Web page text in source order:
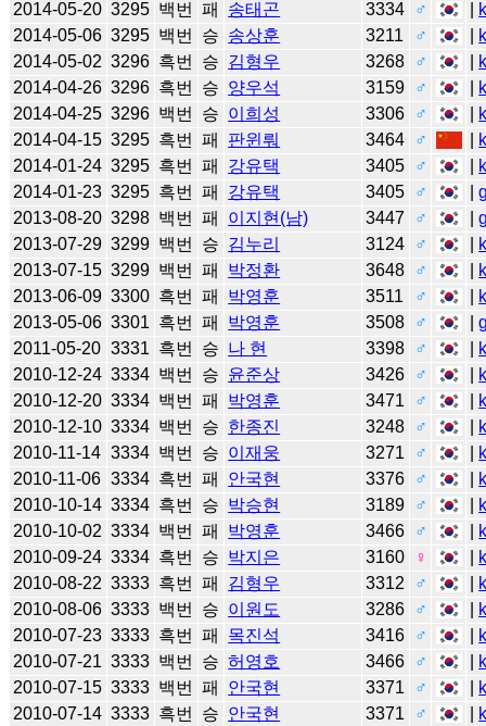
2014-05-20 3295 백번 패 송태곤 3334 ♂
2014-05-06 3295 백번 승 송상훈 3211 ♂
2014-05-02 3296 흑번 승 김형우 3268 ♂
2014-04-26 3296 흑번 승 양우석 3159 ♂
2014-04-25 3296 백번 승 이희성 3306 ♂
2014-04-15 3295 흑번 패 판윈뤄 3464 ♂
2014-01-24 3295 흑번 패 강유택 3405 ♂
2014-01-23 3295 흑번 패 강유택 3405 ♂ |
2013-08-20 3298 백번 패 이지현(남) 3447 ♂ |
2013-07-29 3299 백번 승 김누리 3124 ♂
2013-07-15 3299 백번 패 박정환 3648 ♂
2013-06-09 3300 흑번 패 박영훈 3511 ♂
2013-05-06 3301 흑번 패 박영훈 3508 ♂ |
2011-05-20 3331 흑번 승 나 현 3398 ♂
2010-12-24 3334 백번 승 윤준상 3426 ♂
2010-12-20 3334 백번 패 박영훈 3471 ♂
2010-12-10 3334 백번 승 한종진 3248 ♂
2010-11-14 3334 백번 승 이재웅 3271 ♂
2010-11-06 3334 흑번 패 안국현 3376 ♂
2010-10-14 3334 흑번 승 박승현 3189 ♂
2010-10-02 3334 백번 패 박영훈 3466 ♂
2010-09-24 3334 흑번 승 박지은 3160 ♀
2010-08-22 3333 흑번 패 김형우 3312 ♂
2010-08-06 3333 백번 승 이원도 3286 ♂
2010-07-23 3333 흑번 패 목진석 3416 ♂
2010-07-21 3333 백번 승 허영호 3466 ♂
2010-07-15 3333 백번 패 안국현 3371 ♂
2010-07-14 3333 흑번 승 안국현 3371 ♂